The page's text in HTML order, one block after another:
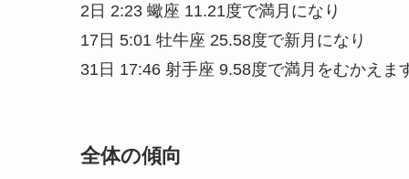
2日 2:23 蠍座 11.21度で満月になり
17日 5:01 牡牛座 25.58度で新月になり
31日 17:46 射手座 9.58度で満月をむかえま
全体の傾向